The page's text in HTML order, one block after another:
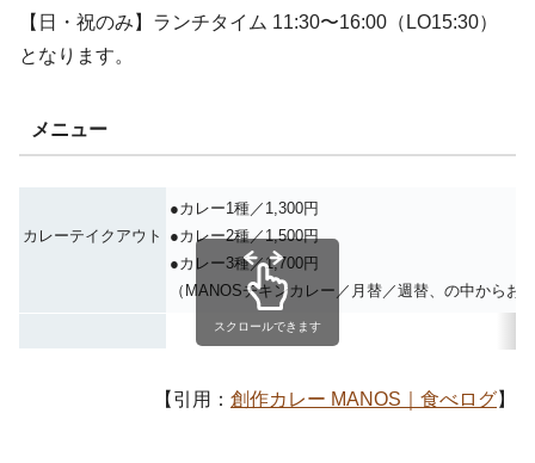
【日・祝のみ】ランチタイム 11:30〜16:00（LO15:30）
となります。
メニュー
カレーテイクアウト
●カレー1種／1,300円
●カレー2種／1,500円
●カレー3種／1,700円
（MANOSチキンカレー／月替／週替、の中からお
スクロールできます
【引用： 創作カレー MANOS｜食べログ】